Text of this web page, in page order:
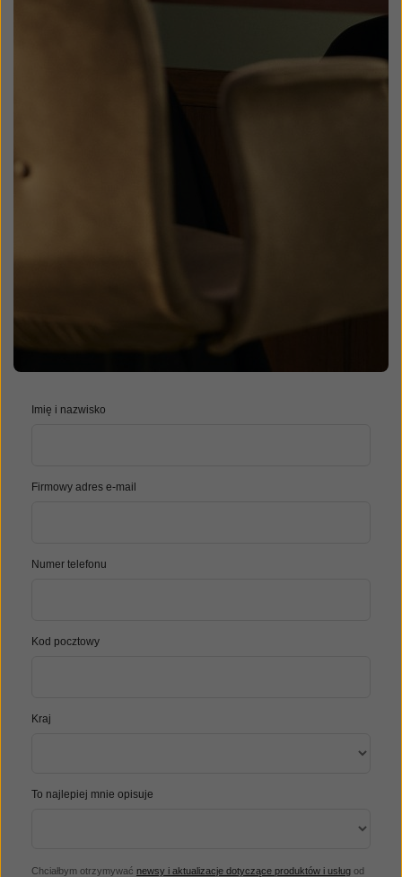
Imię i nazwisko
Firmowy adres e-mail
Numer telefonu
Kod pocztowy
Kraj
To najlepiej mnie opisuje
Chciałbym otrzymywać newsy i aktualizacje dotyczące produktów i usług od